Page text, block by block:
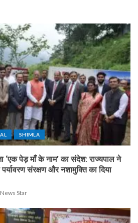
SHIMLA
‘एक पेड़ माँ के नाम’ का संदेश: राज्यपाल ने
संरक्षण और नशामुक्ति का दिया
Star